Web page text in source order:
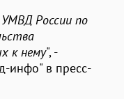
России по
к нему", -
инфо" в пресс-